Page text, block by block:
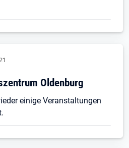
Oldenburg
einige Veranstaltungen